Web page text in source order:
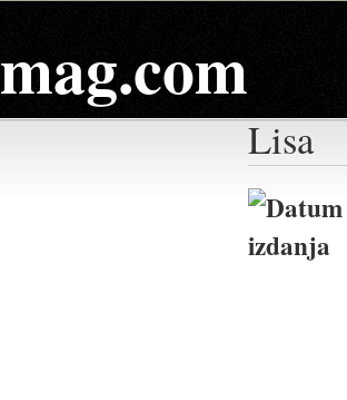
mag.com
Lisa